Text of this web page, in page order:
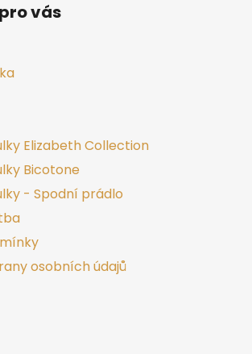
vás
Elizabeth Collection
Bicotone
- Spodní prádlo
osobních údajů